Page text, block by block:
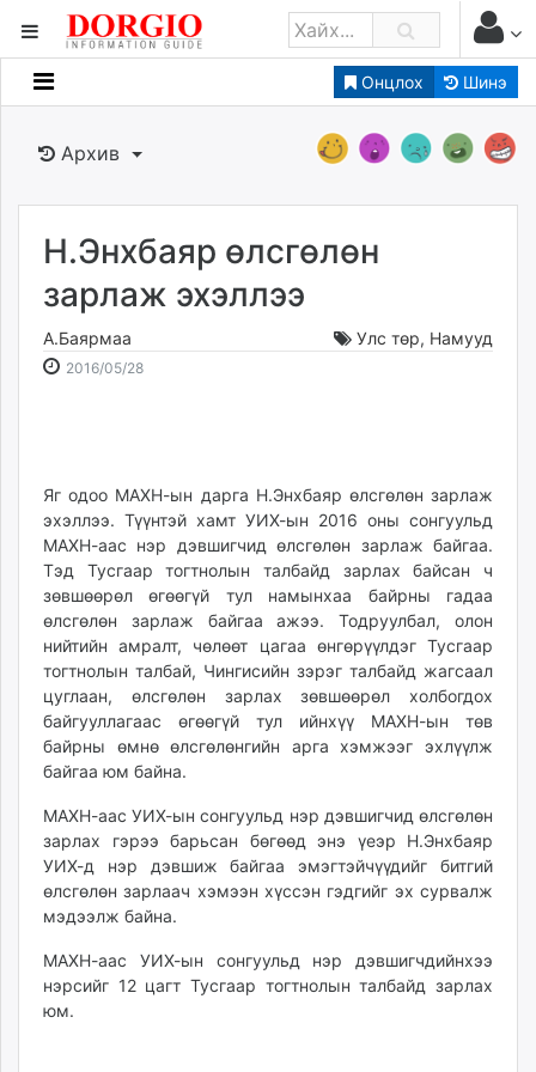
Онцлох Шинэ
Мэдээллийн
Банк санхүү
Бизнес ААН
Төрийн
dorgio.mn
Gogo.mn
Baabar.mn
tovch.mn
ikon.mn
mnb.mn
Livetv.mn
Eguur.mn
24tsag.mn
shuud.mn
eagle.mn
ergelt.mn
today.mn
zuv.mn
mminfo.mn
ugluu.mn
unen.mn
asu.mn
Архив
Н.Энхбаяр өлсгөлөн
зарлаж эхэллээ
А.Баярмаа Улс төр, Намууд
2016/05/282016-
2026-
Яг одоо МАХН-ын дарга Н.Энхбаяр өлсгөлөн зарлаж
эхэллээ. Түүнтэй хамт УИХ-ын 2016 оны сонгуульд
МАХН-аас нэр дэвшигчид өлсгөлөн зарлаж байгаа.
Тэд Тусгаар тогтнолын талбайд зарлах байсан ч
зөвшөөрөл өгөөгүй тул намынхаа байрны гадаа
өлсгөлөн зарлаж байгаа ажээ. Тодруулбал, олон
нийтийн амралт, чөлөөт цагаа өнгөрүүлдэг Тусгаар
тогтнолын талбай, Чингисийн зэрэг талбайд жагсаал
цуглаан, өлсгөлөн зарлах зөвшөөрөл холбогдох
байгууллагаас өгөөгүй тул ийнхүү МАХН-ын төв
байрны өмнө өлсгөлөнгийн арга хэмжээг эхлүүлж
байгаа юм байна.
МАХН-аас УИХ-ын сонгуульд нэр дэвшигчид өлсгөлөн
зарлах гэрээ барьсан бөгөөд энэ үеэр Н.Энхбаяр
УИХ-д нэр дэвшиж байгаа эмэгтэйчүүдийг битгий
өлсгөлөн зарлаач хэмээн хүссэн гэдгийг эх сурвалж
мэдээлж байна.
МАХН-аас УИХ-ын сонгуульд нэр дэвшигчдийнхээ
нэрсийг 12 цагт Тусгаар тогтнолын талбайд зарлах
юм.